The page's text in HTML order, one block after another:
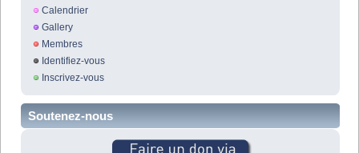
Calendrier
Gallery
Membres
Identifiez-vous
Inscrivez-vous
Soutenez-nous